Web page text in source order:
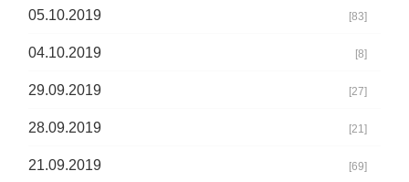
05.10.2019 [83]
04.10.2019 [8]
29.09.2019 [27]
28.09.2019 [21]
21.09.2019 [69]